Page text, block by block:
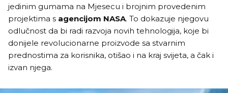
jedinim gumama na Mjesecu i brojnim provedenim
projektima s agencijom NASA. To dokazuje njegovu
odlučnost da bi radi razvoja novih tehnologija, koje bi
donijele revolucionarne proizvode sa stvarnim
prednostima za korisnika, otišao i na kraj svijeta, a čak i
izvan njega.